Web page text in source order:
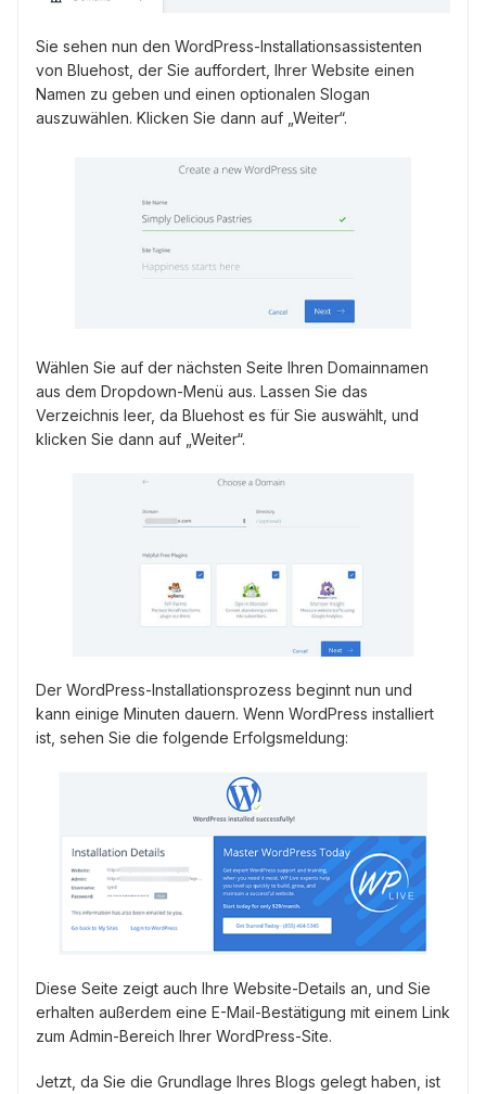
Sie sehen nun den WordPress-Installationsassistenten
von Bluehost, der Sie auffordert, Ihrer Website einen
Namen zu geben und einen optionalen Slogan
auszuwählen. Klicken Sie dann auf „Weiter“.
Wählen Sie auf der nächsten Seite Ihren Domainnamen
aus dem Dropdown-Menü aus. Lassen Sie das
Verzeichnis leer, da Bluehost es für Sie auswählt, und
klicken Sie dann auf „Weiter“.
Der WordPress-Installationsprozess beginnt nun und
kann einige Minuten dauern. Wenn WordPress installiert
ist, sehen Sie die folgende Erfolgsmeldung:
Diese Seite zeigt auch Ihre Website-Details an, und Sie
erhalten außerdem eine E-Mail-Bestätigung mit einem Link
zum Admin-Bereich Ihrer WordPress-Site.
Jetzt, da Sie die Grundlage Ihres Blogs gelegt haben, ist